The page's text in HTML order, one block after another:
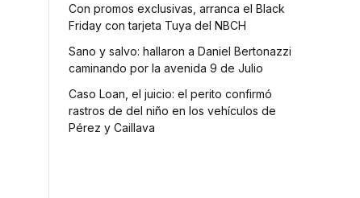
Con promos exclusivas, arranca el Black
Friday con tarjeta Tuya del NBCH
Sano y salvo: hallaron a Daniel Bertonazzi
caminando por la avenida 9 de Julio
Caso Loan, el juicio: el perito confirmó
rastros de del niño en los vehículos de
Pérez y Caillava